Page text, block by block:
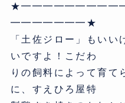
━━━━━━━★
「土佐ジロー」もいい
いですよ！こだわ
りの飼料によって育て
に、すえひろ屋特